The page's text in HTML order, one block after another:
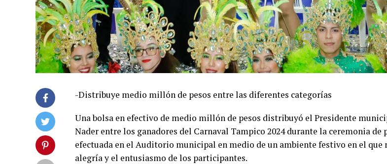
-Distribuye medio millón de pesos entre las diferentes categorías
Una bolsa en efectivo de medio millón de pesos distribuyó el Presidente
Nader entre los ganadores del Carnaval Tampico 2024 durante la ceremonia de
efectuada en el Auditorio municipal en medio de un ambiente festivo en el que
alegría y el entusiasmo de los participantes.